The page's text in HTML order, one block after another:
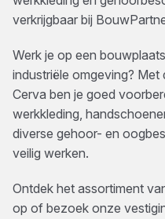
verkrijgbaar bij
Werk je op een
industriële omgeving? Met
Cerva ben je goed
werkkleding,
diverse gehoor- en
veilig werken.
Ontdek het assortiment
op of bezoek onze